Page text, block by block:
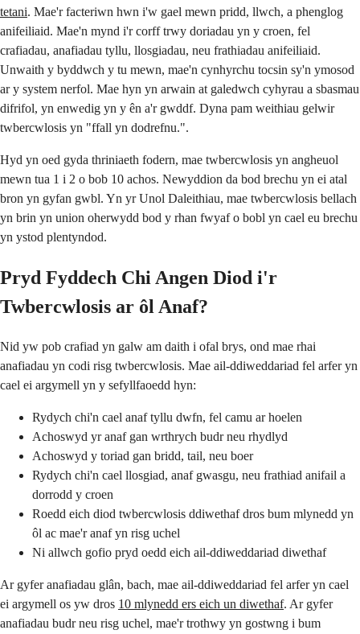
tetani. Mae'r facteriwn hwn i'w gael mewn pridd, llwch, a phenglog
anifeiliaid. Mae'n mynd i'r corff trwy doriadau yn y croen, fel
crafiadau, anafiadau tyllu, llosgiadau, neu frathiadau anifeiliaid.
Unwaith y byddwch y tu mewn, mae'n cynhyrchu tocsin sy'n ymosod
ar y system nerfol. Mae hyn yn arwain at galedwch cyhyrau a sbasmau
difrifol, yn enwedig yn y ên a'r gwddf. Dyna pam weithiau gelwir
twbercwlosis yn "ffall yn dodrefnu.".
Hyd yn oed gyda thriniaeth fodern, mae twbercwlosis yn angheuol
mewn tua 1 i 2 o bob 10 achos. Newyddion da bod brechu yn ei atal
bron yn gyfan gwbl. Yn yr Unol Daleithiau, mae twbercwlosis bellach
yn brin yn union oherwydd bod y rhan fwyaf o bobl yn cael eu brechu
yn ystod plentyndod.
Pryd Fyddech Chi Angen Diod i'r
Twbercwlosis ar ôl Anaf?
Nid yw pob crafiad yn galw am daith i ofal brys, ond mae rhai
anafiadau yn codi risg twbercwlosis. Mae ail-ddiweddariad fel arfer yn
cael ei argymell yn y sefyllfaoedd hyn:
Rydych chi'n cael anaf tyllu dwfn, fel camu ar hoelen
Achoswyd yr anaf gan wrthrych budr neu rhydlyd
Achoswyd y toriad gan bridd, tail, neu boer
Rydych chi'n cael llosgiad, anaf gwasgu, neu frathiad anifail a
dorrodd y croen
Roedd eich diod twbercwlosis ddiwethaf dros bum mlynedd yn
ôl ac mae'r anaf yn risg uchel
Ni allwch gofio pryd oedd eich ail-ddiweddariad diwethaf
Ar gyfer anafiadau glân, bach, mae ail-ddiweddariad fel arfer yn cael
ei argymell os yw dros 10 mlynedd ers eich un diwethaf. Ar gyfer
anafiadau budr neu risg uchel, mae'r trothwy yn gostwng i bum